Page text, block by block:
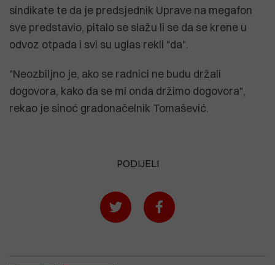
sindikate te da je predsjednik Uprave na megafon
sve predstavio, pitalo se slažu li se da se krene u
odvoz otpada i svi su uglas rekli "da".
"Neozbiljno je, ako se radnici ne budu držali
dogovora, kako da se mi onda držimo dogovora",
rekao je sinoć gradonačelnik Tomašević.
PODIJELI